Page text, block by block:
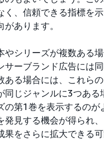
く、信頼できる指標を
あります。
やシリーズが複数ある場
サーブランド広告には
ある場合には、これら
同じジャンルに3つあ
の第1巻を表示するの
発見する機会が得られ
果をさらに拡大できる可